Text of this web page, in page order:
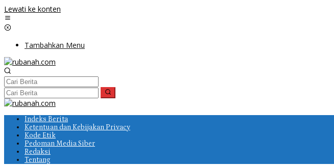
Lewati ke konten
Tambahkan Menu
Indeks Berita
Ketentuan dan Kebijakan Privacy
Kode Etik
Pedoman Media Siber
Redaksi
Tentang